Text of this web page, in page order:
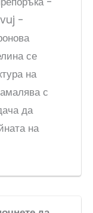
-
се
на
с
да
на